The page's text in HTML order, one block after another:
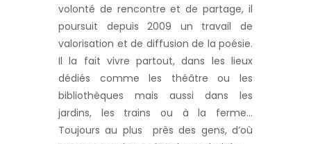
volonté de rencontre et de partage, il
poursuit depuis 2009 un travail de
valorisation et de diffusion de la poésie.
Il la fait vivre partout, dans les lieux
dédiés comme les théâtre ou les
bibliothèques mais aussi dans les
jardins, les trains ou à la ferme…
Toujours au plus près des gens, d’où